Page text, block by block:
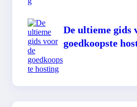
De ultieme gids
goedkoopste